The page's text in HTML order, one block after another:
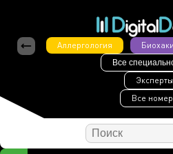
Аллергология
Все
Эксперты
Все